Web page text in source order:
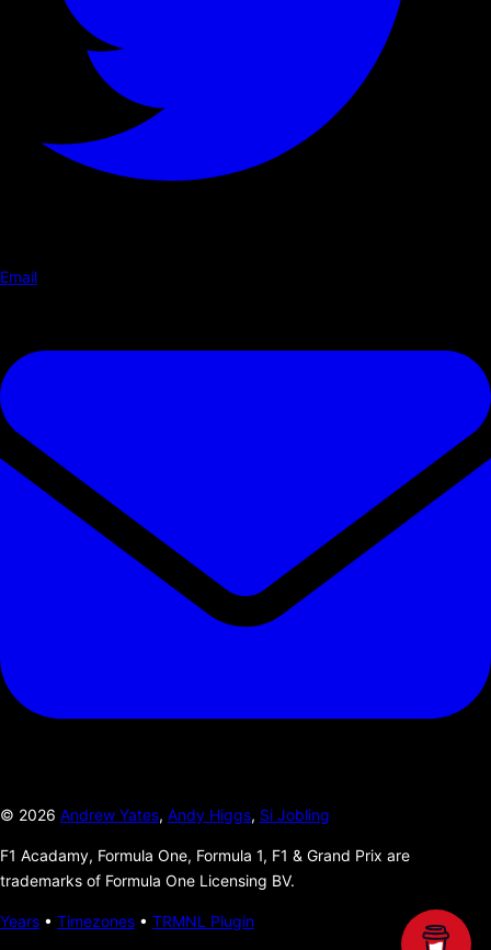
Email
© 2026 Andrew Yates, Andy Higgs, Si Jobling
F1 Acadamy, Formula One, Formula 1, F1 & Grand Prix are
trademarks of Formula One Licensing BV.
Years • Timezones • TRMNL Plugin